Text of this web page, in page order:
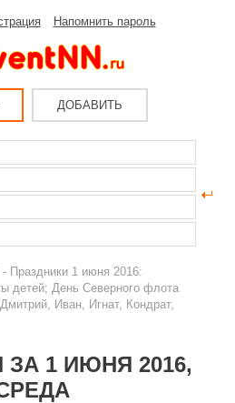
Напомнить пароль
ДОБАВИТЬ
- Праздники 1 июня 2016:
детей; День Северного флота
Иван, Игнат, Кондрат,
1 ИЮНЯ 2016,